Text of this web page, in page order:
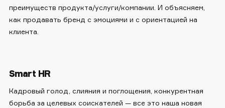
преимуществ продукта/услуги/компании. И объясняем,
как продавать бренд с эмоциями и с ориентацией на
клиента.
Smart HR
Кадровый голод, слияния и поглощения, конкурентная
борьба за целевых соискателей — все это наша новая